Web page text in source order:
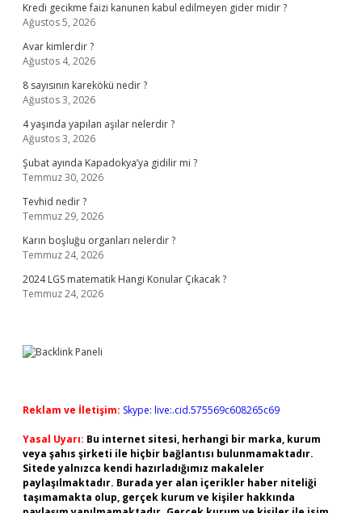
Kredi gecikme faizi kanunen kabul edilmeyen gider midir ?
Ağustos 5, 2026
Avar kimlerdir ?
Ağustos 4, 2026
8 sayısının karekökü nedir ?
Ağustos 3, 2026
4 yaşında yapılan aşılar nelerdir ?
Ağustos 3, 2026
Şubat ayında Kapadokya’ya gidilir mi ?
Temmuz 30, 2026
Tevhid nedir ?
Temmuz 29, 2026
Karın boşluğu organları nelerdir ?
Temmuz 24, 2026
2024 LGS matematik Hangi Konular Çıkacak ?
Temmuz 24, 2026
Reklam ve İletişim: Skype: live:.cid.575569c608265c69
Yasal Uyarı: Bu internet sitesi, herhangi bir marka, kurum
veya şahıs şirketi ile hiçbir bağlantısı bulunmamaktadır.
Sitede yalnızca kendi hazırladığımız makaleler
paylaşılmaktadır. Burada yer alan içerikler haber niteliği
taşımamakta olup, gerçek kurum ve kişiler hakkında